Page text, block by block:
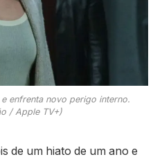
enfrenta novo perigo interno.
/ Apple TV+)
de um hiato de um ano e